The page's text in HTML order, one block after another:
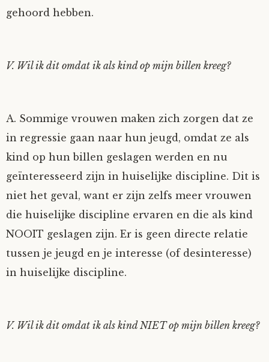
gehoord hebben.
V. Wil ik dit omdat ik als kind op mijn billen kreeg?
A. Sommige vrouwen maken zich zorgen dat ze
in regressie gaan naar hun jeugd, omdat ze als
kind op hun billen geslagen werden en nu
geïnteresseerd zijn in huiselijke discipline. Dit is
niet het geval, want er zijn zelfs meer vrouwen
die huiselijke discipline ervaren en die als kind
NOOIT geslagen zijn. Er is geen directe relatie
tussen je jeugd en je interesse (of desinteresse)
in huiselijke discipline.
V. Wil ik dit omdat ik als kind NIET op mijn billen kreeg?